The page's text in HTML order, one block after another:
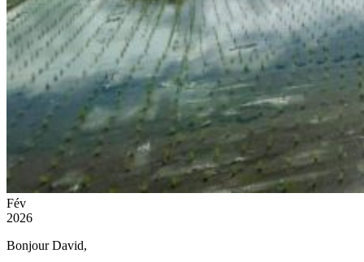
09 83 40 65 79
Fév
2026
Bonjour David,